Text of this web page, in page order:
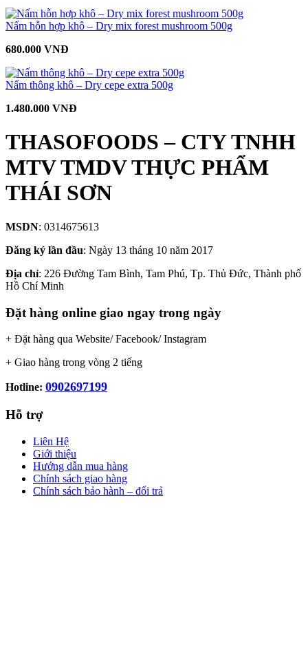
Nấm hỗn hợp khô – Dry mix forest mushroom 500g
680.000 VNĐ
Nấm thông khô – Dry cepe extra 500g
1.480.000 VNĐ
THASOFOODS – CTY TNHH
MTV TMDV THỰC PHẨM
THÁI SƠN
MSDN: 0314675613
Đăng ký lần đầu: Ngày 13 tháng 10 năm 2017
Địa chỉ: 226 Đường Tam Bình, Tam Phú, Tp. Thủ Đức, Thành phố
Hồ Chí Minh
Đặt hàng online giao ngay trong ngày
+ Đặt hàng qua Website/ Facebook/ Instagram
+ Giao hàng trong vòng 2 tiếng
Hotline: 0902697199
Hỗ trợ
Liên Hệ
Giới thiệu
Hướng dẫn mua hàng
Chính sách giao hàng
Chính sách bảo hành – đổi trả